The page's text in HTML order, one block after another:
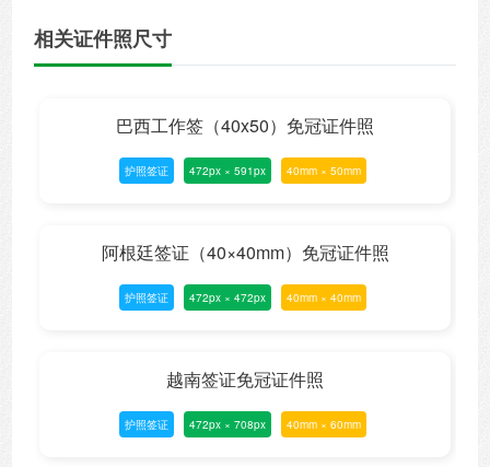
相关证件照尺寸
巴西工作签（40x50）免冠证件照
护照签证 472px × 591px 40mm × 50mm
阿根廷签证（40×40mm）免冠证件照
护照签证 472px × 472px 40mm × 40mm
越南签证免冠证件照
护照签证 472px × 708px 40mm × 60mm